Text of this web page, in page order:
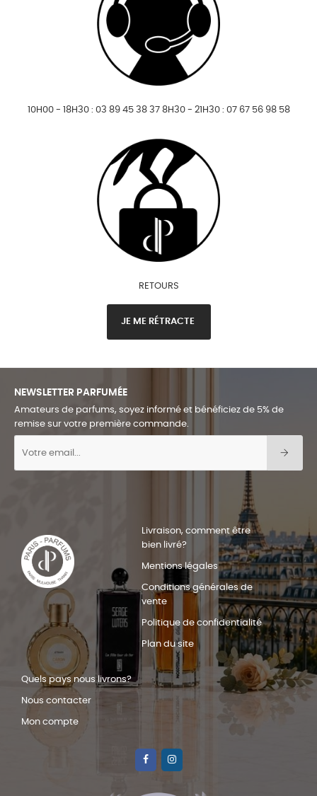
10H00 - 18H30 : 03 89 45 38 37 8H30 - 21H30 : 07 67 56 98 58
RETOURS
JE ME RÉTRACTE
NEWSLETTER PARFUMÉE
Amateurs de parfums, soyez informé et bénéficiez de 5% de
remise sur votre première commande.
Livraison, comment être
bien livré?
Mentions légales
Conditions générales de
vente
Politique de confidentialité
Plan du site
Quels pays nous livrons?
Nous contacter
Mon compte